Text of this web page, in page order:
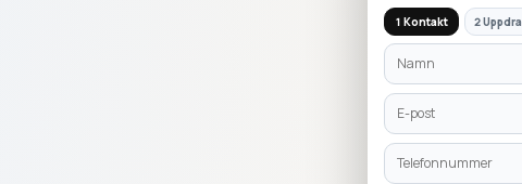
1 Kontakt 2